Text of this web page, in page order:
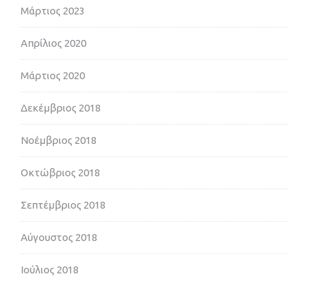
Μάρτιος 2023
Απρίλιος 2020
Μάρτιος 2020
Δεκέμβριος 2018
Νοέμβριος 2018
Οκτώβριος 2018
Σεπτέμβριος 2018
Αύγουστος 2018
Ιούλιος 2018